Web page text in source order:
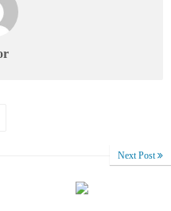
Next Post